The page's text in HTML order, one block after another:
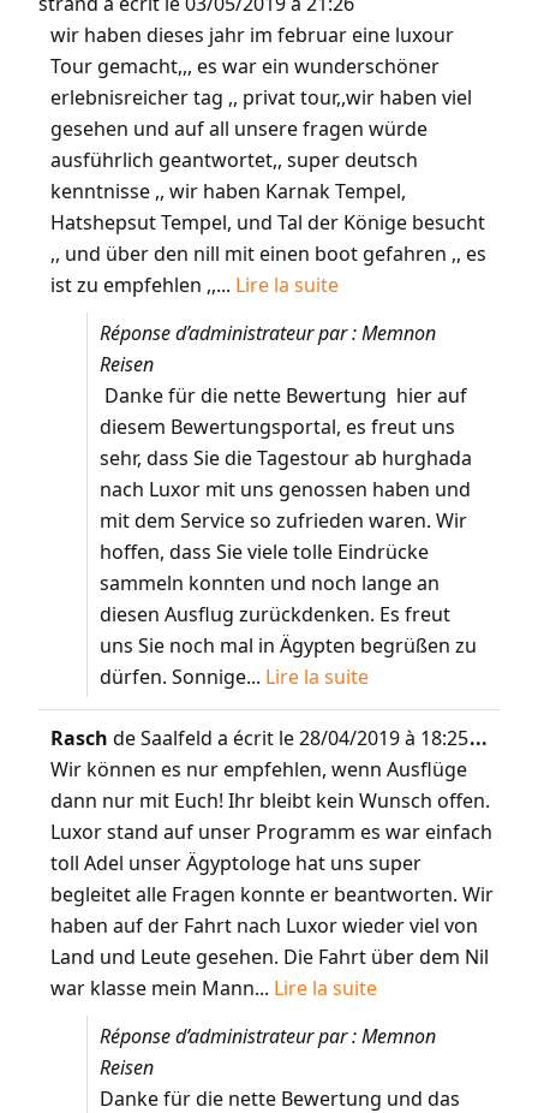
wir haben dieses jahr im februar eine luxour
Tour gemacht,,, es war ein wunderschöner
erlebnisreicher tag ,, privat tour,,wir haben viel
gesehen und auf all unsere fragen würde
ausführlich geantwortet,, super deutsch
kenntnisse ,, wir haben Karnak Tempel,
Hatshepsut Tempel, und Tal der Könige besucht
,, und über den nill mit einen boot gefahren ,, es
ist zu empfehlen ,,... Lire la suite
Réponse d’administrateur par : Memnon
Reisen
Danke für die nette Bewertung hier auf
diesem Bewertungsportal, es freut uns
sehr, dass Sie die Tagestour ab hurghada
nach Luxor mit uns genossen haben und
mit dem Service so zufrieden waren. Wir
hoffen, dass Sie viele tolle Eindrücke
sammeln konnten und noch lange an
diesen Ausflug zurückdenken. Es freut
uns Sie noch mal in Ägypten begrüßen zu
dürfen. Sonnige... Lire la suite
Raschde Saalfeld a écrit le28/04/2019 à 18:25
Wir können es nur empfehlen, wenn Ausflüge
dann nur mit Euch! Ihr bleibt kein Wunsch offen.
Luxor stand auf unser Programm es war einfach
toll Adel unser Ägyptologe hat uns super
begleitet alle Fragen konnte er beantworten. Wir
haben auf der Fahrt nach Luxor wieder viel von
Land und Leute gesehen. Die Fahrt über dem Nil
war klasse mein Mann... Lire la suite
Réponse d’administrateur par : Memnon
Reisen
Danke für die nette Bewertung und das
...